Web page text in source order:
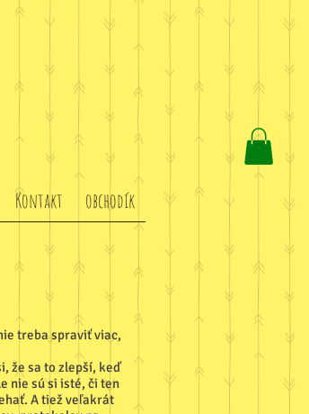
Kontakt obchodík
treba spraviť viac,
že sa to zlepší, keď
nie sú si isté, či ten
A tiež veľakrát